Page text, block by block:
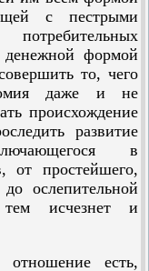
с пестрыми
денежной формой
то, чего
даже и не
происхождение
развитие
в
от простейшего,
ослепительной
исчезнет и
есть,